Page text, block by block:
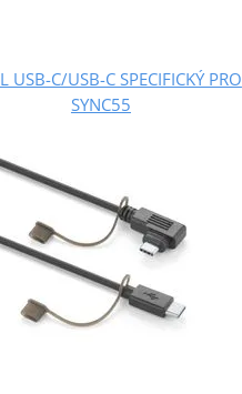
USB-C/USB-C SPECIFICKÝ PRO
SYNC55